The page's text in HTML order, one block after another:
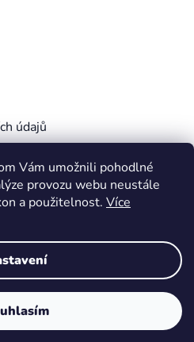
Vám umožnili pohodlné
provozu webu neustále
a použitelnost. Více
údajů
Shoptet
. Všechna práva vyhrazena.